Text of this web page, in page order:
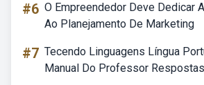
#6 O Empreendedor Deve Dedicar
Ao Planejamento De Marketing
#7 Tecendo Linguagens Língua
Manual Do Professor Respostas